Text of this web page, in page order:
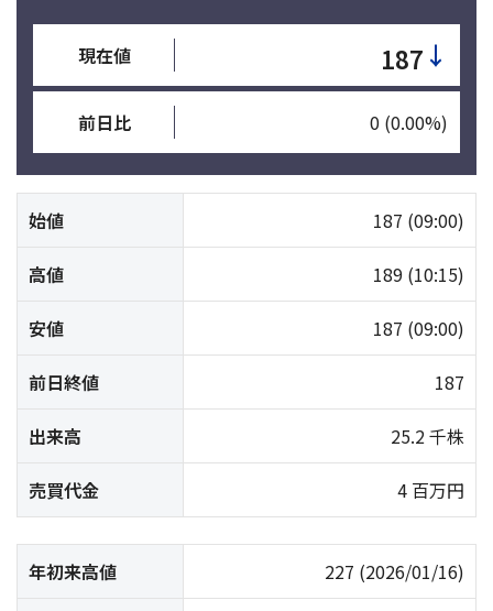
現在値 187 ↓
前日比 0 (0.00%)
始値 187 (09:00)
高値 189 (10:15)
安値 187 (09:00)
前日終値 187
出来高 25.2 千株
売買代金 4 百万円
年初来高値 227 (2026/01/16)